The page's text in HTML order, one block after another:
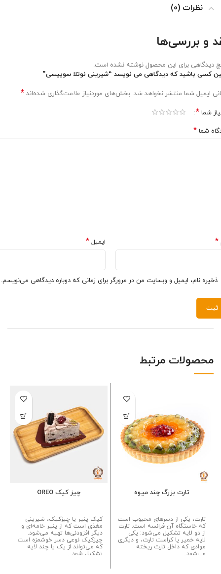
نظرات (0)
و بررسی‌ها
دیدگاهی برای این محصول نوشته نشده است.
کسی باشید که دیدگاهی می نویسد “شیرینی نوتلا سوییسی”
ایمیل شما منتشر نخواهد شد. بخش‌های موردنیاز علامت‌گذاری شده‌اند *
شما *
شما *
* ایمیل *
ذخیره نام، ایمیل و وبسایت من در مرورگر برای زمانی که دوباره دیدگاهی می‌نویسم.
محصولات مرتبط
تارت بزرگ چند میوه
تارت، یکی از دسرهای محبوب است
که خاستگاه آن فرانسه است. تارت
از دو لایه تشکیل می‌شود: یکی
لایه خمیر یا کراست تارت، و دیگری
موادی که داخل تارت ریخته
می‌شود...
چیز کیک OREO
کیک پنیر یا چیزکیک، شیرینی
مغذی است که از پنیر خامه‌ای و
دیگر افزودنی‌ها تهیه می‌شود.
چیزکیک نوعی دسر خوشمزه است
که می‌تواند از یک یا چند لایه
تشکیل شود...